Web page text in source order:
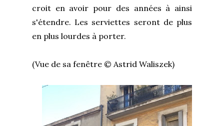
croit en avoir pour des années à ainsi
s'étendre. Les serviettes seront de plus
en plus lourdes à porter.
(Vue de sa fenêtre © Astrid Waliszek)